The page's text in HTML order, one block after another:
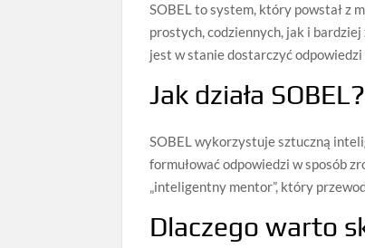
SOBEL to system, który powstał z
prostych, codziennych, jak i
jest w stanie dostarczyć
Jak działa SOBEL?
SOBEL wykorzystuje sztuczną
formułować odpowiedzi w sposób
„inteligentny mentor”, który
Dlaczego warto